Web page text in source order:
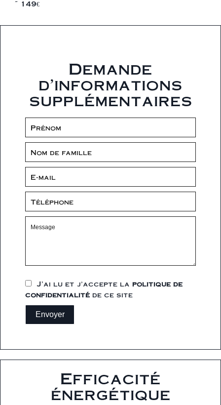
~ 149€
Demande
d'informations
supplémentaires
J’ai lu et j'accepte la politique de
confidentialité de ce site
Envoyer
Efficacité
énergétique